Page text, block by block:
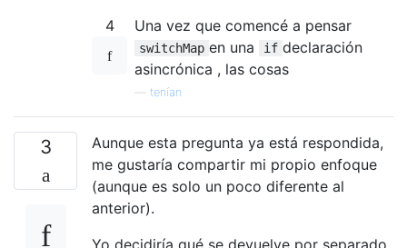
4 Una vez que comencé a pensar
switchMap en una if declaración
asincrónica , las cosas
tenían
3
Aunque esta pregunta ya está respondida,
me gustaría compartir mi propio enfoque
(aunque es solo un poco diferente al
anterior).
Yo decidiría qué se devuelve por separado